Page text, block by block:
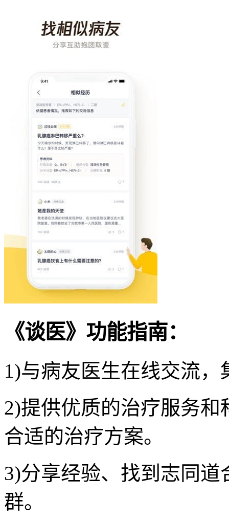
《谈医》功能指南：
1)与病友医生在线交流
2)提供优质的治疗服务
合适的治疗方案。
3)分享经验、找到志同
群。